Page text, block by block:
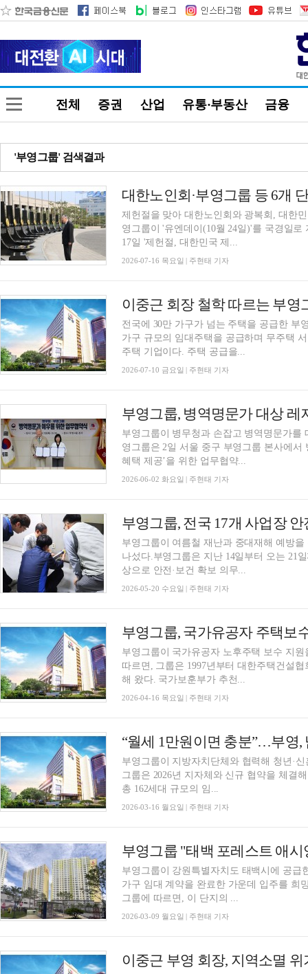
전체 증권 산업 유통·부동산 금융
'부영그룹' 검색결과
제헌절을 맞아 대한노인회와 광복회, 대한
영그룹이 '유엔데이(10월 24일)'를 국경일
17일 '제헌절, 대한민국 제...
2026-07-16 목요일 | 주현태 기자
전국에 30만 가구가 넘는 주택을 공급한 부
가구 규모의 임대주택을 공급하며 무주택
주택 기업이다. 주택 공급을...
2026-07-10 금요일 | 주현태 기자
부영그룹, 병역명문가 대상 레
부영그룹이 병무청과 손잡고 병역명문가
영그룹은 2일 서울 중구 부영그룹 본사에서
혜택 제공’을 위한 업무협약...
2026-06-02 화요일 | 주현태 기자
부영그룹, 전국 17개 사업장
부영그룹이 여름철 재난과 중대재해 예방
나섰다.부영그룹은 지난 14일부터 오는 21
상으로 안전·보건 확보 의무...
2026-05-20 수요일 | 주현태 기자
부영그룹, 국가유공자 주택보
부영그룹이 국가유공자 노후주택 보수 지
따르면, 그룹은 1997년부터 대한주택건설
해 왔다. 국가보훈부가 추천...
2026-04-16 목요일 | 주현태 기자
“월세 1만원이면 충분”…부영,
부영그룹이 지방자치단체와 협력해 청년·
그룹은 2026년 지자체와 신규 협약을 체결
총 162세대 규모의 임...
2026-03-16 월요일 | 주현태 기자
부영그룹 "태백 포레스트 애
부영그룹이 강원특별자치도 태백시에 공급
가구 임대 계약을 완료한 가운데 입주를 희
그룹에 따르면, 이 단지의 ...
2026-03-09 월요일 | 주현태 기자
이중근 부영 회장, 지역소멸